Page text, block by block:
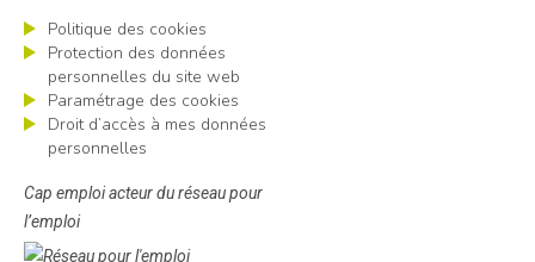
Politique des cookies
Protection des données
personnelles du site web
Paramétrage des cookies
Droit d’accès à mes données
personnelles
Cap emploi acteur du réseau pour
l’emploi